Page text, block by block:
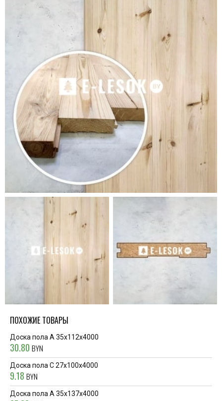
ПОХОЖИЕ ТОВАРЫ
Доска пола А 35х112х4000
30.80 BYN
Доска пола С 27х100х4000
9.18 BYN
Доска пола А 35х137х4000